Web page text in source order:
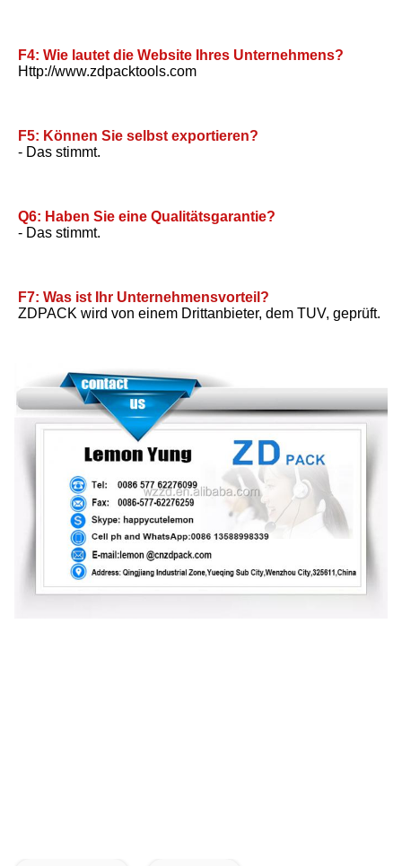
F4: Wie lautet die Website Ihres Unternehmens?
Http://www.zdpacktools.com
F5: Können Sie selbst exportieren?
- Das stimmt.
Q6: Haben Sie eine Qualitätsgarantie?
- Das stimmt.
F7: Was ist Ihr Unternehmensvorteil?
ZDPACK wird von einem Drittanbieter, dem TUV, geprüft.